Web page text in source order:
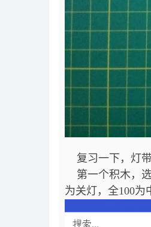
复习一下，灯带
第一个积木，选
为关灯，全100为